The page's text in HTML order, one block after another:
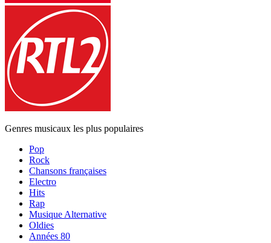
Genres musicaux les plus populaires
Pop
Rock
Chansons françaises
Electro
Hits
Rap
Musique Alternative
Oldies
Années 80